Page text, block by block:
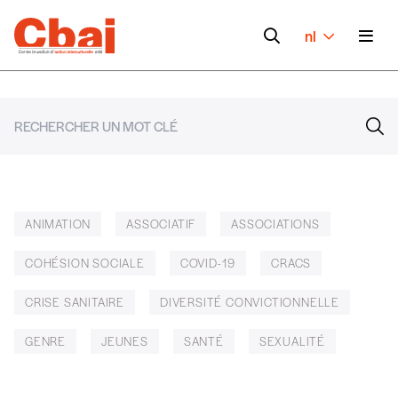
nl
ANIMATION ASSOCIATIF ASSOCIATIONS
COHÉSION SOCIALE COVID-19 CRACS
CRISE SANITAIRE DIVERSITÉ CONVICTIONNELLE
GENRE JEUNES SANTÉ SEXUALITÉ